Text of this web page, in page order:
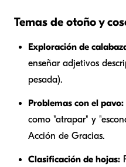
Temas de otoño y
Exploración de
enseñar adjetivos
pesada).
Problemas con el pavo:
como "atrapar" y
Acción de Gracias.
Clasificación de hojas: